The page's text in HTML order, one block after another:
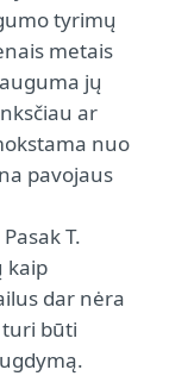
tyrimų
metais
jų
ar
nuo
pavojaus
T.
kaip
dar nėra
turi būti